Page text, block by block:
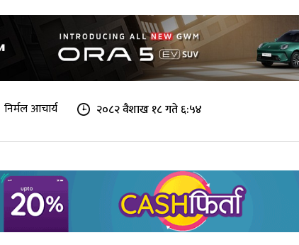
निर्मल आचार्य २०८२ वैशाख १८ गते ६:५४